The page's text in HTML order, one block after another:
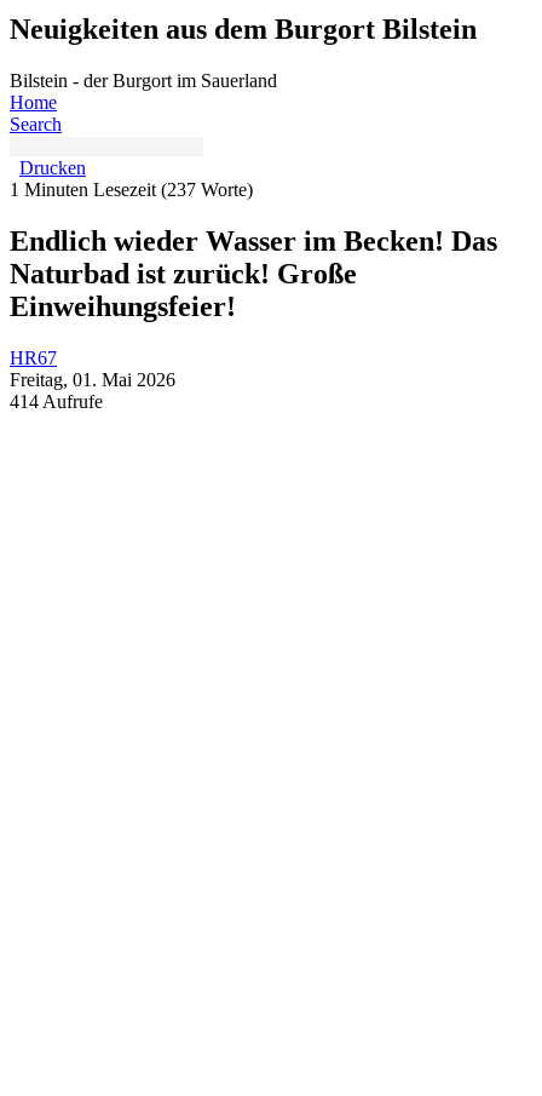
Neuigkeiten aus dem Burgort Bilstein
Bilstein - der Burgort im Sauerland
Home
Search
Drucken
1 Minuten Lesezeit (237 Worte)
Endlich wieder Wasser im Becken! Das
Naturbad ist zurück! Große
Einweihungsfeier!
HR67
Freitag, 01. Mai 2026
414 Aufrufe